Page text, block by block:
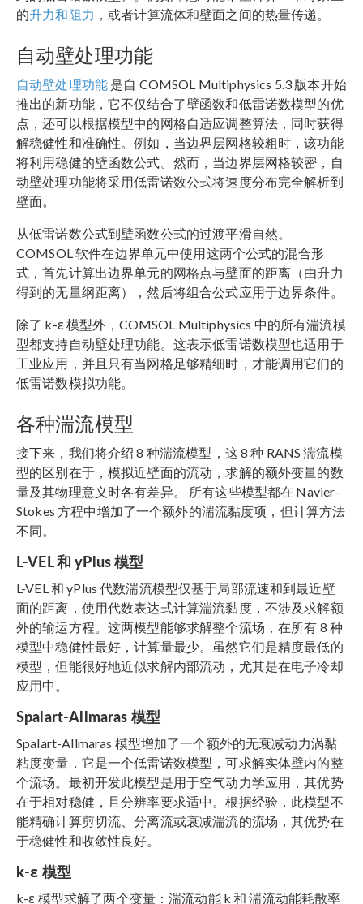
的升力和阻力 ，或者计算流体和壁面之间的热量传递。
自动壁处理功能
自动壁处理功能 是自 COMSOL Multiphysics 5.3 版本开始
推出的新功能，它不仅结合了壁函数和低雷诺数模型的优
点，还可以根据模型中的网格自适应调整算法，同时获得
解稳健性和准确性。例如，当边界层网格较粗时，该功能
将利用稳健的壁函数公式。然而，当边界层网格较密，自
动壁处理功能将采用低雷诺数公式将速度分布完全解析到
壁面。
从低雷诺数公式到壁函数公式的过渡平滑自然。
COMSOL 软件在边界单元中使用这两个公式的混合形
式，首先计算出边界单元的网格点与壁面的距离（由升力
得到的无量纲距离），然后将组合公式应用于边界条件。
除了 k-ε 模型外，COMSOL Multiphysics 中的所有湍流模
型都支持自动壁处理功能。这表示低雷诺数模型也适用于
工业应用，并且只有当网格足够精细时，才能调用它们的
低雷诺数模拟功能。
各种湍流模型
接下来，我们将介绍 8 种湍流模型，这 8 种 RANS 湍流模
型的区别在于，模拟近壁面的流动，求解的额外变量的数
量及其物理意义时各有差异。 所有这些模型都在 Navier-
Stokes 方程中增加了一个额外的湍流黏度项，但计算方法
不同。
L-VEL 和 yPlus 模型
L-VEL 和 yPlus 代数湍流模型仅基于局部流速和到最近壁
面的距离，使用代数表达式计算湍流黏度，不涉及求解额
外的输运方程。这两模型能够求解整个流场，在所有 8 种
模型中稳健性最好，计算量最少。虽然它们是精度最低的
模型，但能很好地近似求解内部流动，尤其是在电子冷却
应用中。
Spalart-Allmaras 模型
Spalart-Allmaras 模型增加了一个额外的无衰减动力涡黏
粘度变量，它是一个低雷诺数模型，可求解实体壁内的整
个流场。最初开发此模型是用于空气动力学应用，其优势
在于相对稳健，且分辨率要求适中。根据经验，此模型不
能精确计算剪切流、分离流或衰减湍流的流场，其优势在
于稳健性和收敛性良好。
k-ε 模型
k-ε 模型求解了两个变量：湍流动能 k 和 湍流动能耗散率